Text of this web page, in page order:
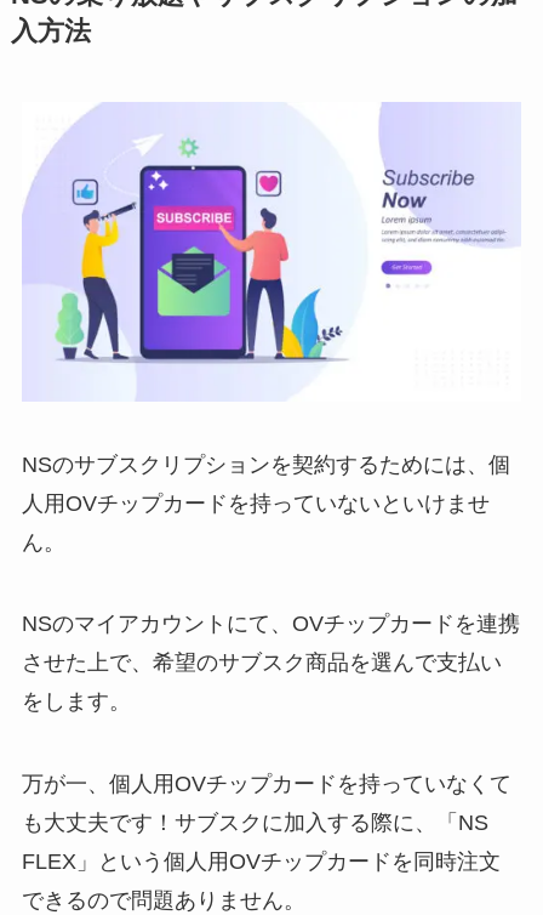
入方法
NSのサブスクリプションを契約するためには、個
人用OVチップカードを持っていないといけませ
ん。
NSのマイアカウントにて、OVチップカードを連携
させた上で、希望のサブスク商品を選んで支払い
をします。
万が一、個人用OVチップカードを持っていなくて
も大丈夫です！サブスクに加入する際に、「NS
FLEX」という個人用OVチップカードを同時注文
できるので問題ありません。